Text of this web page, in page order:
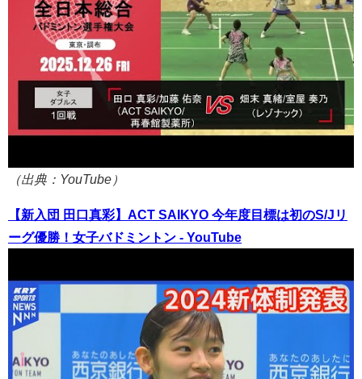
（出典：YouTube）
【新入団 田口真彩】ACT SAIKYO 今年度目標は初のS/Jリ
ーグ優勝！女子バドミントン - YouTube